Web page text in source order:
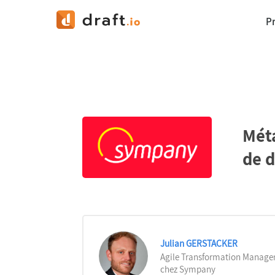
de
Julian GERSTACKER
Agile Transformation
chez Sympany